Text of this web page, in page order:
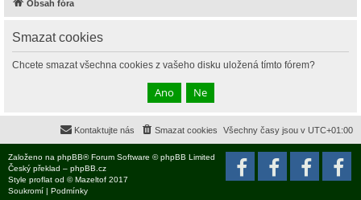
Obsah fóra
Smazat cookies
Chcete smazat všechna cookies z vašeho disku uložená tímto fórem?
Všechny časy jsou v UTC+01:00
Smazat cookies
Kontaktujte nás
Založeno na phpBB® Forum Software © phpBB Limited
Český překlad – phpBB.cz
Style proflat od ©Mazeltof 2017
Soukromí | Podmínky